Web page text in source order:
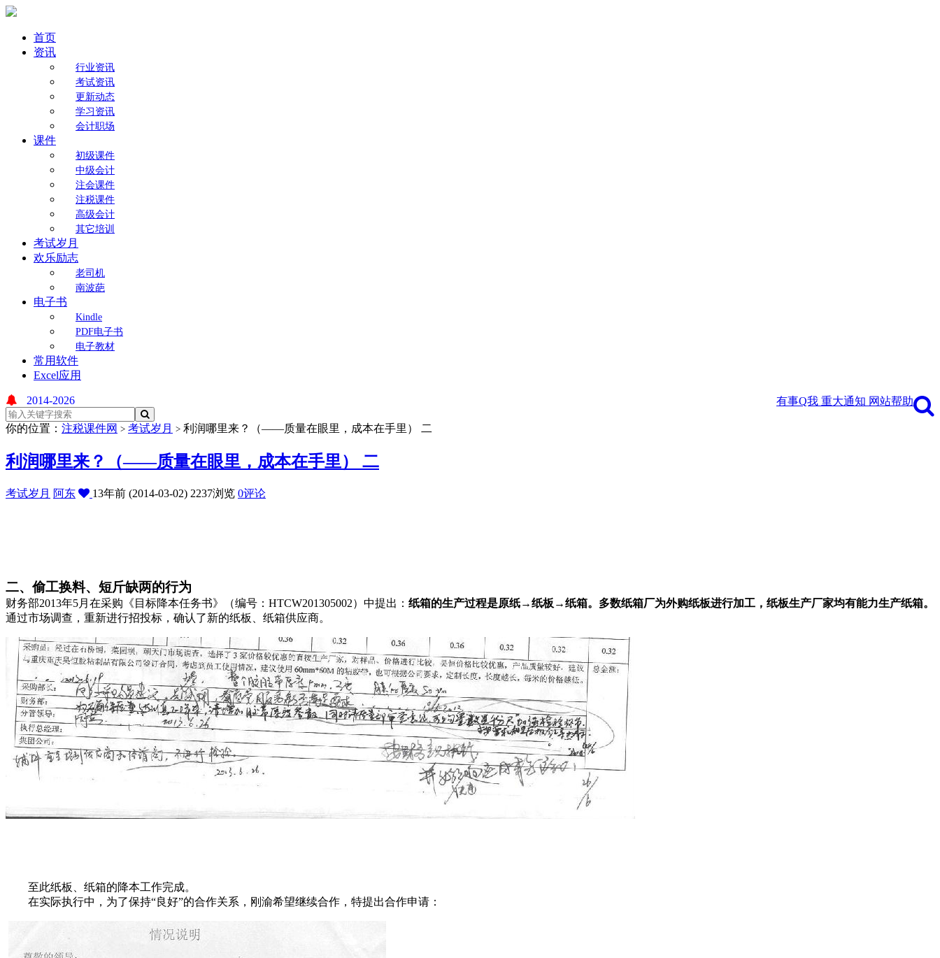
首页
资讯
行业资讯
考试资讯
更新动态
学习资讯
会计职场
课件
初级课件
中级会计
注会课件
注税课件
高级会计
其它培训
考试岁月
欢乐励志
老司机
南波葩
电子书
Kindle
PDF电子书
电子教材
常用软件
Excel应用
有事Q我 重大通知 网站帮助
2014-2026
你的位置： 注税课件网 > 考试岁月 > 利润哪里来？（——质量在眼里，成本在手里） 二
利润哪里来？（——质量在眼里，成本在手里） 二
考试岁月 阿东 13年前 (2014-03-02) 2237浏览 0评论
二、偷工换料、短斤缺两的行为
财务部2013年5月在采购《目标降本任务书》（编号：HTCW201305002）中提出： 纸箱的生产过程是原纸→纸板→纸箱。多数纸箱厂为外购纸板进行加工，纸板生产厂家均有能力生产纸箱。
通过市场调查，重新进行招投标，确认了新的纸板、纸箱供应商。
至此纸板、纸箱的降本工作完成。
在实际执行中，为了保持“良好”的合作关系，刚渝希望继续合作，特提出合作申请：